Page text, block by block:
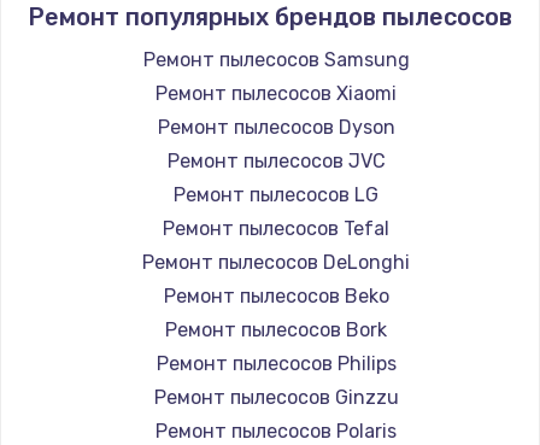
Ремонт популярных брендов пылесосов
Ремонт пылесосов Samsung
Ремонт пылесосов Xiaomi
Ремонт пылесосов Dyson
Ремонт пылесосов JVC
Ремонт пылесосов LG
Ремонт пылесосов Tefal
Ремонт пылесосов DeLonghi
Ремонт пылесосов Beko
Ремонт пылесосов Bork
Ремонт пылесосов Philips
Ремонт пылесосов Ginzzu
Ремонт пылесосов Polaris